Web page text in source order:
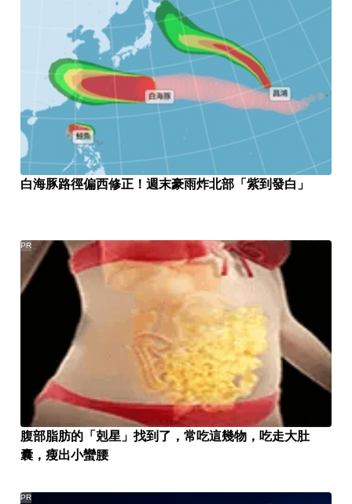
白海豚路徑偏西修正！週末豪雨炸北部「紫到發白」
腹部脂肪的「剋星」找到了，常吃這幾物，吃走大肚
囊，瘦出小蠻腰
PR
PR